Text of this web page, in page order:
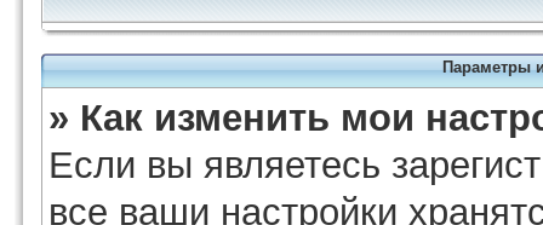
Параметры
» Как изменить мои
Если вы являетесь
все ваши настройки